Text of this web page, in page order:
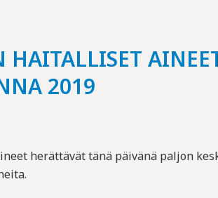
HAITALLISET
2019
herättävät tänä päivänä paljon